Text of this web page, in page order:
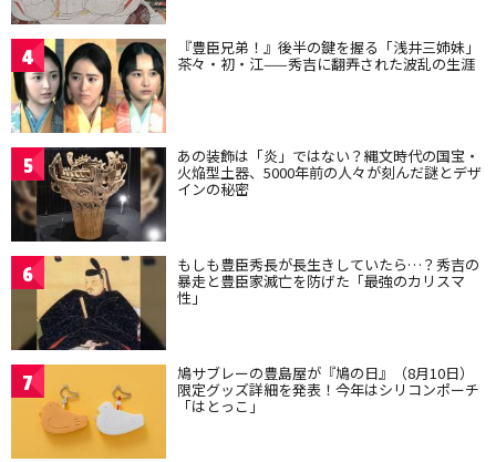
4 『豊臣兄弟！』後半の鍵を握る「浅井三姉妹」
茶々・初・江——秀吉に翻弄された波乱の生涯
5 あの装飾は「炎」ではない？縄文時代の国宝・
火焔型土器、5000年前の人々が刻んだ謎とデザ
インの秘密
6 もしも豊臣秀長が長生きしていたら…？秀吉の
暴走と豊臣家滅亡を防げた「最強のカリスマ
性」
7 鳩サブレーの豊島屋が『鳩の日』（8月10日）
限定グッズ詳細を発表！今年はシリコンポーチ
「はとっこ」